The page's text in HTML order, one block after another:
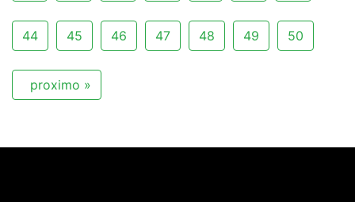
44 45 46 47 48 49 50
proximo »